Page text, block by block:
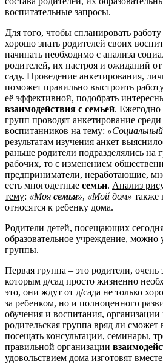
воспитательные запросы.
Для того, чтобы спланировать
хорошо знать родителей своих
начинать необходимо с анализа
родителей, их настроя и ожиданий
саду. Проведение анкетирования,
поможет правильно выстроить
её эффективной, подобрать
взаимодействия с семьей. Ежегодно
групп проводят анкетирование
воспитанников на тему:
результатам изучения анкет
раньше родители подразделялись на
рабочих, то с изменением
предприниматели, неработающие,
есть многодетные семьи. Анализ
тему: «Моя семья», «Мой дом» также
относятся к ребенку дома.
Родители детей, посещающих
образовательное учреждение, можно
группы.
Первая группа – это родители, очень
которым д/сад просто жизненно
это, они ждут от д/сада не только
за ребенком, но и полноценного
обучения и воспитания, организации
родительская группа вряд ли сможет
посещать консультации, семинары,
правильной организации
удовольствием дома изготовят